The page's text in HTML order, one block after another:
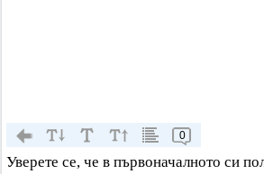
0
Уверете се, че в първоначалното си